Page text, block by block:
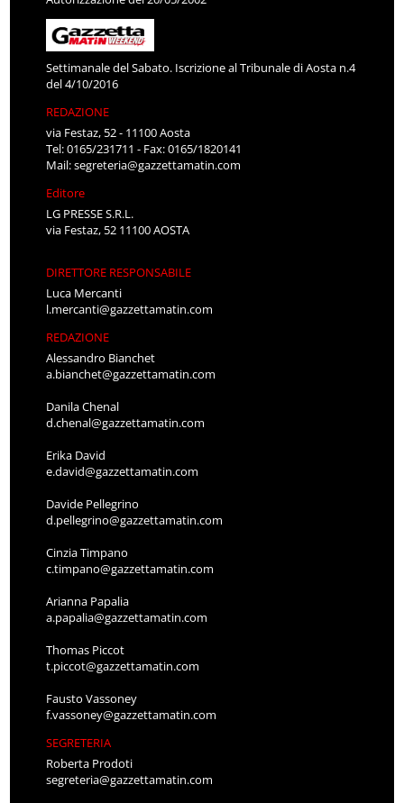
Settimanale del Sabato. Iscrizione al Tribunale di Aosta n.4
del 4/10/2016
REDAZIONE
via Festaz, 52 - 11100 Aosta
Tel: 0165/231711 - Fax: 0165/1820141
Mail:segreteria@gazzettamatin.com
Editore
LG PRESSE S.R.L.
via Festaz, 52 11100 AOSTA
DIRETTORE RESPONSABILE
Luca Mercanti
l.mercanti@gazzettamatin.com
REDAZIONE
Alessandro Bianchet
a.bianchet@gazzettamatin.com
Danila Chenal
d.chenal@gazzettamatin.com
Erika David
e.david@gazzettamatin.com
Davide Pellegrino
d.pellegrino@gazzettamatin.com
Cinzia Timpano
c.timpano@gazzettamatin.com
Arianna Papalia
a.papalia@gazzettamatin.com
Thomas Piccot
t.piccot@gazzettamatin.com
Fausto Vassoney
f.vassoney@gazzettamatin.com
SEGRETERIA
Roberta Prodoti
segreteria@gazzettamatin.com